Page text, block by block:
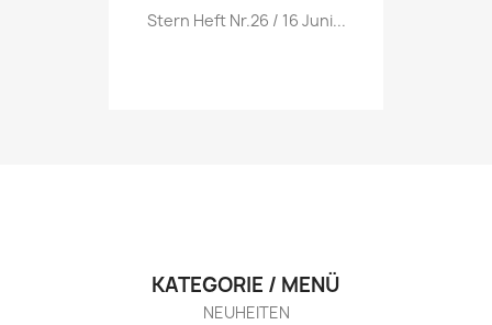
Vorschau
Stern Heft Nr.26 / 16 Juni...
KATEGORIE / MENÜ
NEUHEITEN